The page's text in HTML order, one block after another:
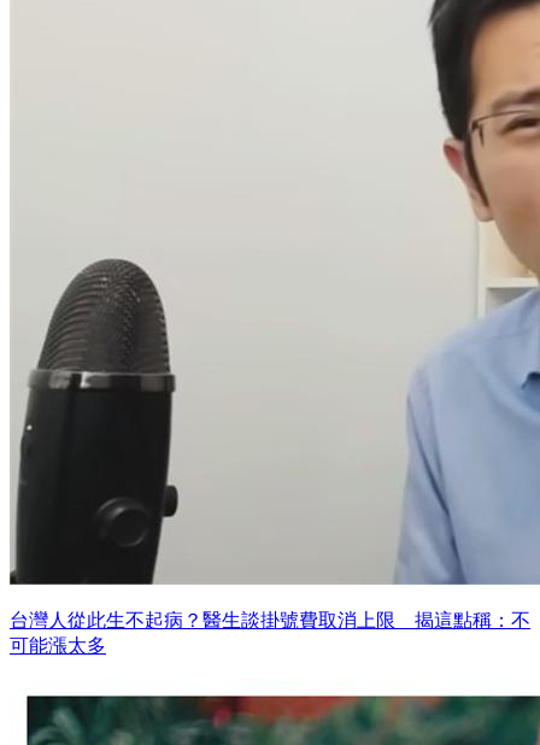
台灣人從此生不起病？醫生談掛號費取消上限 揭這點稱：不
可能漲太多